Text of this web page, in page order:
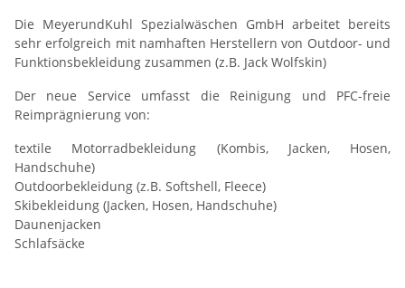
Die MeyerundKuhl Spezialwäschen GmbH arbeitet bereits
sehr erfolgreich mit namhaften Herstellern von Outdoor- und
Funktionsbekleidung zusammen (z.B. Jack Wolfskin)
Der neue Service umfasst die Reinigung und PFC-freie
Reimprägnierung von:
textile Motorradbekleidung (Kombis, Jacken, Hosen,
Handschuhe)
Outdoorbekleidung (z.B. Softshell, Fleece)
Skibekleidung (Jacken, Hosen, Handschuhe)
Daunenjacken
Schlafsäcke